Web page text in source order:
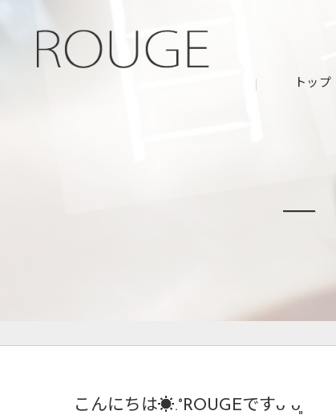
トップ
こんにちは☀️.°ROUGEですᴗ ᴗ͈